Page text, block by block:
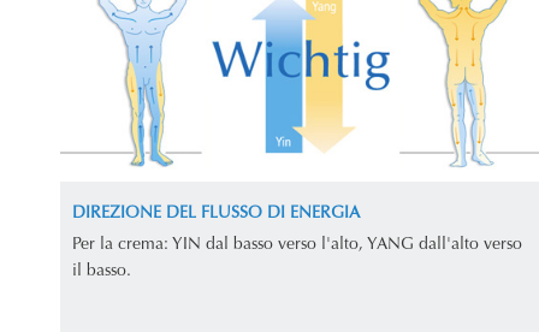
DIREZIONE DEL FLUSSO DI ENERGIA
Per la crema: YIN dal basso verso l'alto, YANG dall'alto verso
il basso.